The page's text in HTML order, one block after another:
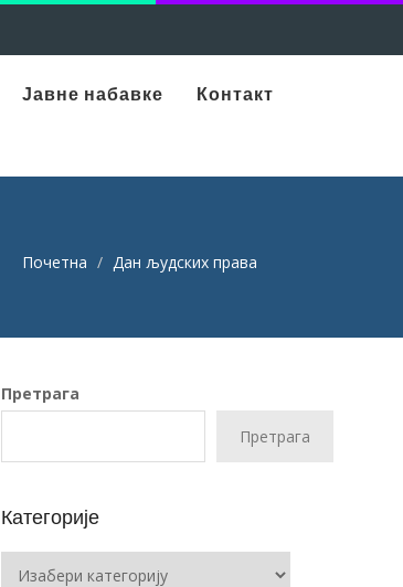
Јавне набавке Контакт
Почетна Дан људских права
Претрага
Претрага
Категорије